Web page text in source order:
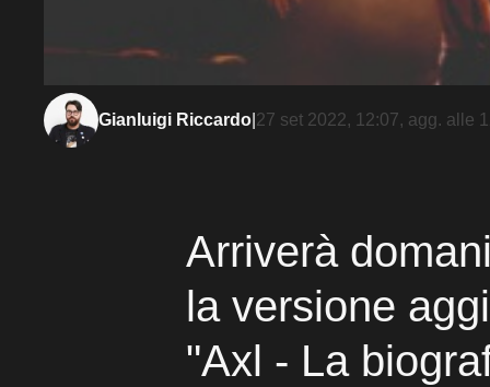
Gianluigi Riccardo 27 set 2022, 12:07, agg. alle
Arriverà
la versione
"Axl - La